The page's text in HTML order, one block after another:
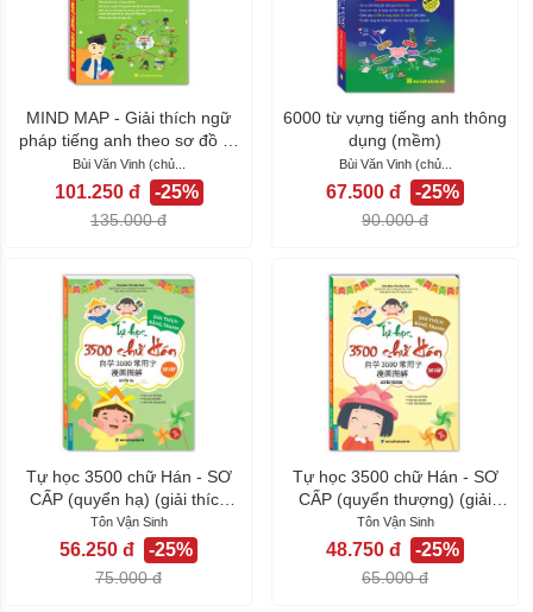
MIND MAP - Giải thích ngữ
pháp tiếng anh theo sơ đồ tư
duy
Bùi Văn Vinh (chủ...
101.250 đ -25%
135.000 đ
6000 từ vựng tiếng anh thông
dụng (mềm)
Bùi Văn Vinh (chủ...
67.500 đ -25%
90.000 đ
Tự học 3500 chữ Hán - SƠ
CẤP (quyển hạ) (giải thích
bằng...
Tôn Vận Sinh
56.250 đ -25%
75.000 đ
Tự học 3500 chữ Hán - SƠ
CẤP (quyển thượng) (giải
thích...
Tôn Vận Sinh
48.750 đ -25%
65.000 đ